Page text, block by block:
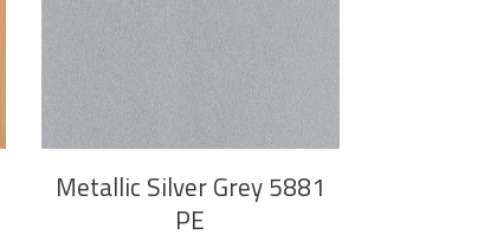
PROČITAJ VIŠE
Metallic Silver Grey 5881
PE